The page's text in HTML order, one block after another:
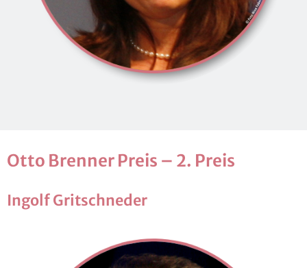
Otto Bren­ner Preis – 2. Preis
In­golf Grit­sch­ne­der